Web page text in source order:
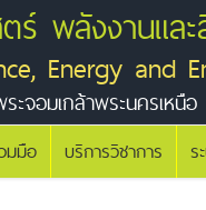
ร์ พลังงานแล
Energy and
ะจอมเกล้าพระนครเหนื
มมือ บริการวิชาการ ร